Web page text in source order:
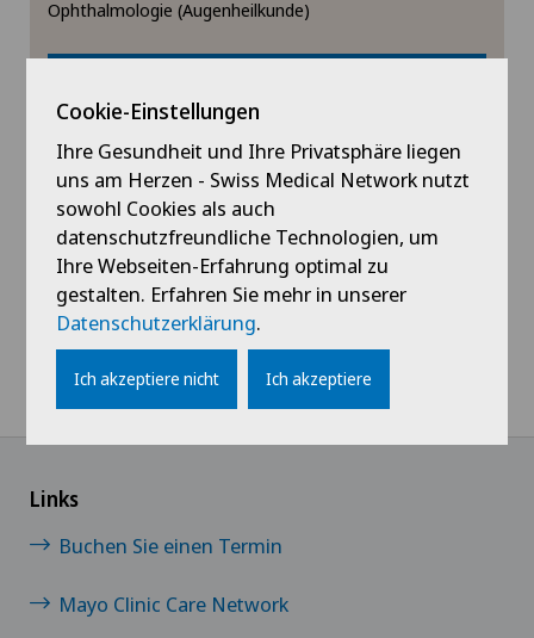
Ophthalmologie (Augenheilkunde)
Schielen
Ophthalmologie (Augenheilkunde)
Profil ansehen
Links
Buchen Sie einen Termin
Mayo Clinic Care Network
Cookie-Einstellungen
Ihre Gesundheit und Ihre Privatsphäre liegen
uns am Herzen - Swiss Medical Network nutzt
sowohl Cookies als auch
datenschutzfreundliche Technologien, um
Ihre Webseiten-Erfahrung optimal zu
gestalten. Erfahren Sie mehr in unserer
Datenschutzerklärung.
Ich akzeptiere nicht Ich akzeptiere